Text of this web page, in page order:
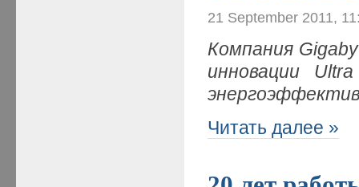
21 September 2011,
Компания
инновации
Читать далее »